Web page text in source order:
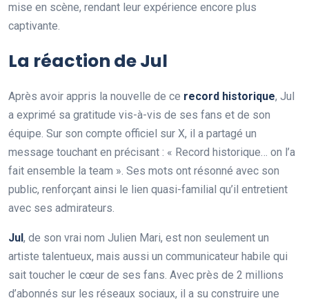
mise en scène, rendant leur expérience encore plus
captivante.
La réaction de Jul
Après avoir appris la nouvelle de ce record historique, Jul
a exprimé sa gratitude vis-à-vis de ses fans et de son
équipe. Sur son compte officiel sur X, il a partagé un
message touchant en précisant : « Record historique… on l’a
fait ensemble la team ». Ses mots ont résonné avec son
public, renforçant ainsi le lien quasi-familial qu’il entretient
avec ses admirateurs.
Ju , de son vrai nom Julien Mari, est non seulement un
artiste talentueux, mais aussi un communicateur habile qui
sait toucher le cœur de ses fans. Avec près de 2 millions
d’abonnés sur les réseaux sociaux, il a su construire une